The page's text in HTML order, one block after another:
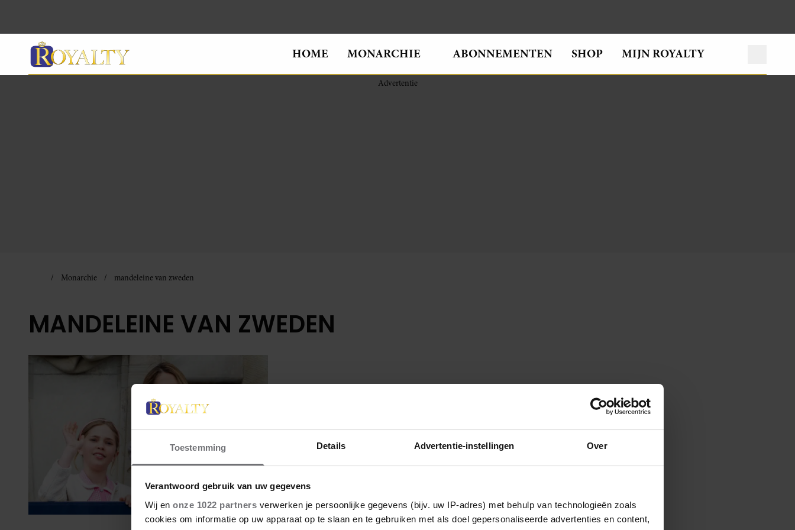
Toestemming Details Advertentie-instellingen Over
Verantwoord gebruik van uw gegevens
Wij en onze 1022 partners verwerken je persoonlijke gegevens (bijv. uw IP-adres) met behulp van technologieën zoals
cookies om informatie op uw apparaat op te slaan en te gebruiken met als doel gepersonaliseerde advertenties en content,
HOME MONARCHIE ABONNEMENTEN SHOP MIJN ROYALTY
Monarchie mandeleine van zweden
MANDELEINE VAN ZWEDEN